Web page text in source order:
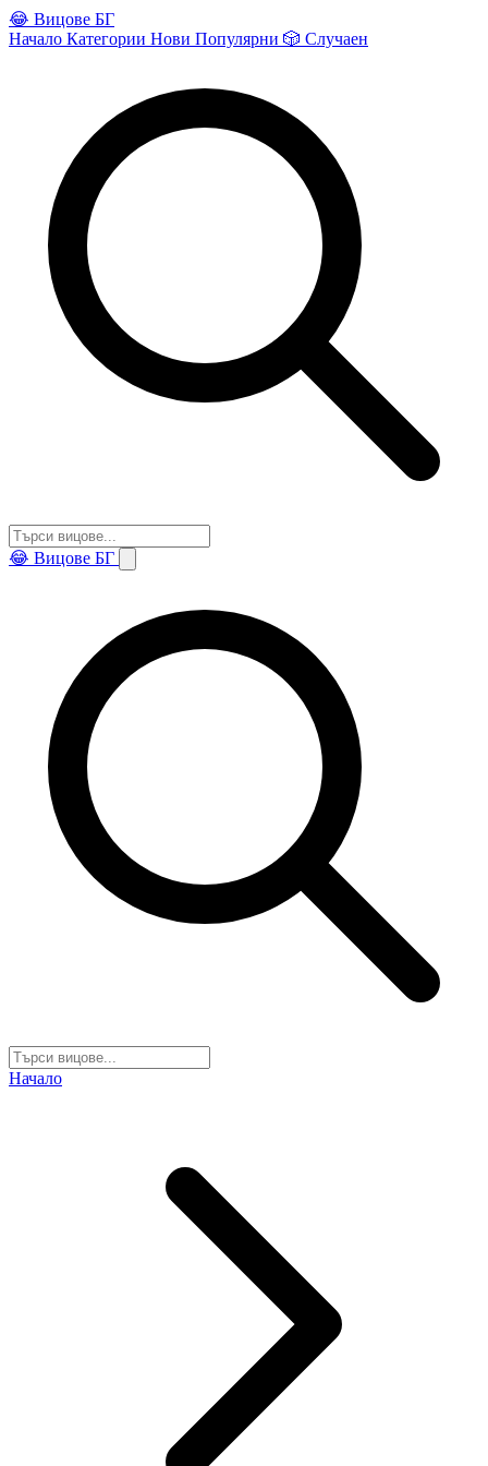
😂 Вицове БГ
Начало Категории Нови Популярни 🎲 Случаен
😂 Вицове БГ
Начало